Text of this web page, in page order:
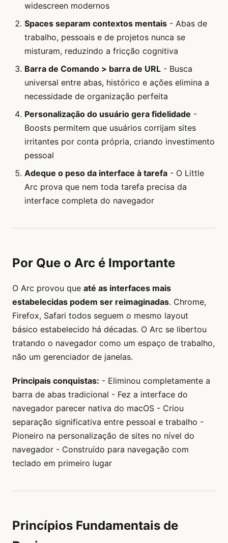
widescreen modernos
Spaces separam contextos mentais - Abas de
trabalho, pessoais e de projetos nunca se
misturam, reduzindo a fricção cognitiva
Barra de Comando > barra de URL - Busca
universal entre abas, histórico e ações elimina a
necessidade de organização perfeita
Personalização do usuário gera fidelidade -
Boosts permitem que usuários corrijam sites
irritantes por conta própria, criando investimento
pessoal
Adeque o peso da interface à tarefa - O Little
Arc prova que nem toda tarefa precisa da
interface completa do navegador
Por Que o Arc é Importante
O Arc provou que até as interfaces mais
estabelecidas podem ser reimaginadas. Chrome,
Firefox, Safari todos seguem o mesmo layout
básico estabelecido há décadas. O Arc se libertou
tratando o navegador como um espaço de trabalho,
não um gerenciador de janelas.
Principais conquistas: - Eliminou completamente a
barra de abas tradicional - Fez a interface do
navegador parecer nativa do macOS - Criou
separação significativa entre pessoal e trabalho -
Pioneiro na personalização de sites no nível do
navegador - Construído para navegação com
teclado em primeiro lugar
Princípios Fundamentais de